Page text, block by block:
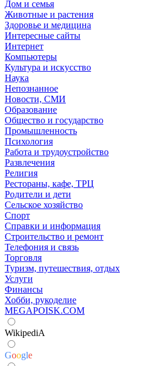
Дом и семья
Животные и растения
Здоровье и медицина
Интересные сайты
Интернет
Компьютеры
Культура и искусство
Наука
Непознанное
Новости, СМИ
Образование
Общество и государство
Промышленность
Психология
Работа и трудоустройство
Развлечения
Религия
Рестораны, кафе, ТРЦ
Родители и дети
Сельское хозяйство
Спорт
Справки и информация
Строительство и ремонт
Телефония и связь
Торговля
Туризм, путешествия, отдых
Услуги
Финансы
Хобби, рукоделие
MEGAPOISK.COM
WikipediA
Google